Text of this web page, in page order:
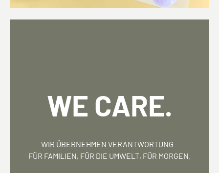
WE CARE.
WIR ÜBERNEHMEN VERANTWORTUNG -
FÜR FAMILIEN, FÜR DIE UMWELT, FÜR MORGEN.